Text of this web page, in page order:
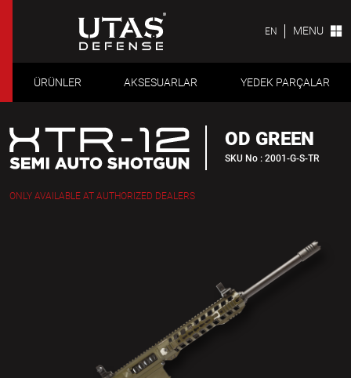
EN MENU
ÜRÜNLER AKSESUARLAR YEDEK PARÇALAR
OD GREEN
SKU No : 2001-G-S-TR
ONLY AVAILABLE AT AUTHORIZED DEALERS